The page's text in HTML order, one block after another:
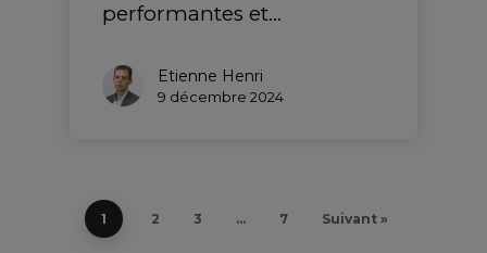
performantes et…
Etienne Henri
9 décembre 2024
1 2 3 … 7 Suivant »